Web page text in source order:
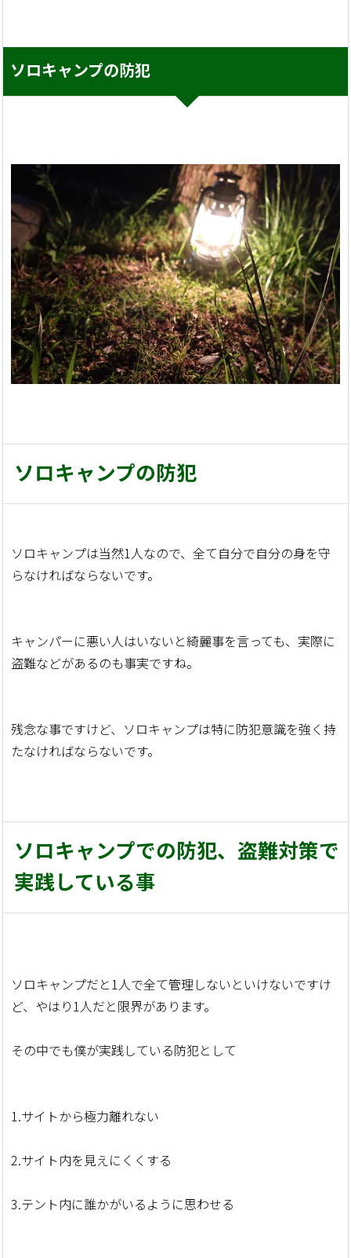
ソロキャンプの防犯
ソロキャンプの防犯
ソロキャンプは当然1人なので、全て自分で自分の身を守
らなければならないです。
キャンパーに悪い人はいないと綺麗事を言っても、実際に
盗難などがあるのも事実ですね。
残念な事ですけど、ソロキャンプは特に防犯意識を強く持
たなければならないです。
ソロキャンプでの防犯、盗難対策で
実践している事
ソロキャンプだと1人で全て管理しないといけないですけ
ど、やはり1人だと限界があります。
その中でも僕が実践している防犯として
1.サイトから極力離れない
2.サイト内を見えにくくする
3.テント内に誰かがいるように思わせる